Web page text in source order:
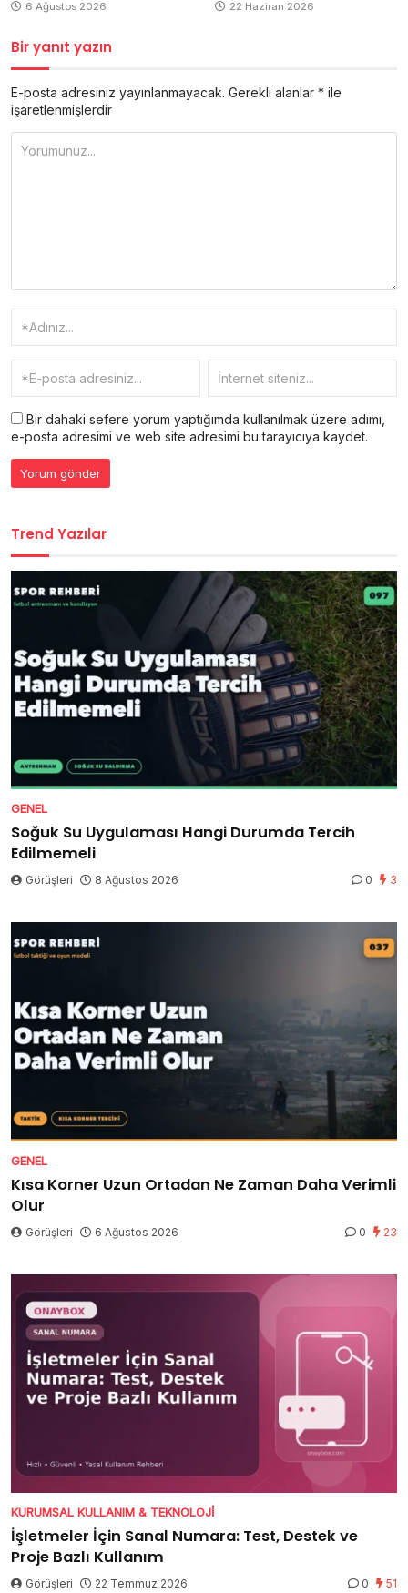
6 Ağustos 2026 22 Haziran 2026
Bir yanıt yazın
E-posta adresiniz yayınlanmayacak. Gerekli alanlar * ile
işaretlenmişlerdir
Bir dahaki sefere yorum yaptığımda kullanılmak üzere adımı,
e-posta adresimi ve web site adresimi bu tarayıcıya kaydet.
Trend Yazılar
GENEL
Soğuk Su Uygulaması Hangi Durumda Tercih
Edilmemeli
Görüşleri 8 Ağustos 2026 0 3
GENEL
Kısa Korner Uzun Ortadan Ne Zaman Daha Verimli
Olur
Görüşleri 6 Ağustos 2026 0 23
KURUMSAL KULLANIM & TEKNOLOJI
İşletmeler İçin Sanal Numara: Test, Destek ve
Proje Bazlı Kullanım
Görüşleri 22 Temmuz 2026 0 51